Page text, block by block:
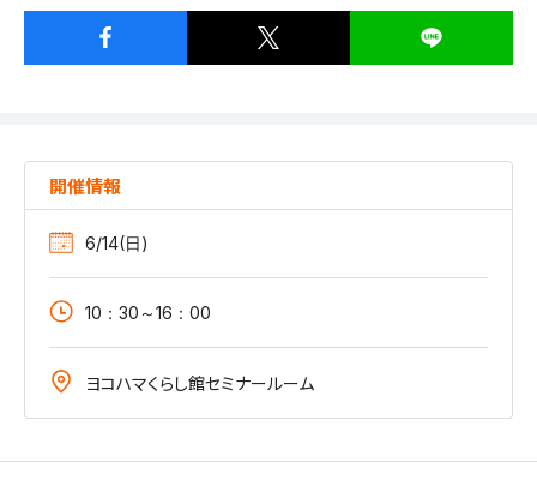
開催情報
6/14(日)
10：30～16：00
ヨコハマくらし館セミナールーム